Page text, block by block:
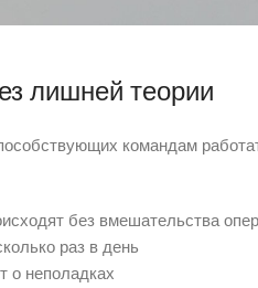
архитектуры.
лишней теории
командам
без вмешательства
раз в день
о неполадках